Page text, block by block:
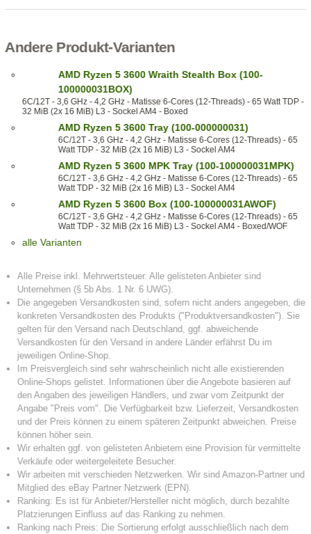
Andere Produkt-Varianten
AMD Ryzen 5 3600 Wraith Stealth Box (100-
100000031BOX)
6C/12T - 3,6 GHz - 4,2 GHz - Matisse 6-Cores (12-Threads) - 65 Watt TDP -
32 MiB (2x 16 MiB) L3 - Sockel AM4 - Boxed
AMD Ryzen 5 3600 Tray (100-000000031)
6C/12T - 3,6 GHz - 4,2 GHz - Matisse 6-Cores (12-Threads) - 65
Watt TDP - 32 MiB (2x 16 MiB) L3 - Sockel AM4
AMD Ryzen 5 3600 MPK Tray (100-100000031MPK)
6C/12T - 3,6 GHz - 4,2 GHz - Matisse 6-Cores (12-Threads) - 65
Watt TDP - 32 MiB (2x 16 MiB) L3 - Sockel AM4
AMD Ryzen 5 3600 Box (100-100000031AWOF)
6C/12T - 3,6 GHz - 4,2 GHz - Matisse 6-Cores (12-Threads) - 65
Watt TDP - 32 MiB (2x 16 MiB) L3 - Sockel AM4 - Boxed/WOF
alle Varianten